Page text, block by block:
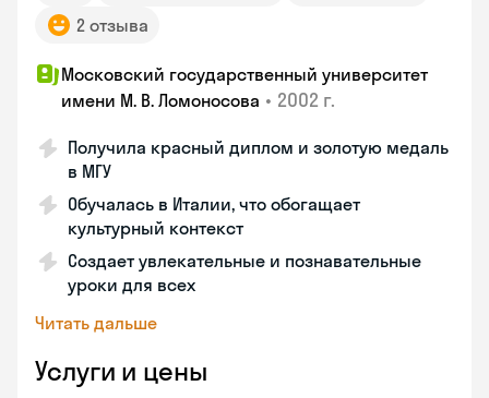
2 отзыва
Московский государственный университет
имени М. В. Ломоносова • 2002 г.
Получила красный диплом и золотую медаль
в МГУ
Обучалась в Италии, что обогащает
культурный контекст
Создает увлекательные и познавательные
уроки для всех
Читать дальше
Услуги и цены